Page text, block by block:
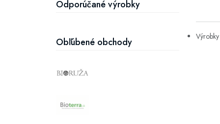
Odporúčané výrobky
Obľúbené obchody